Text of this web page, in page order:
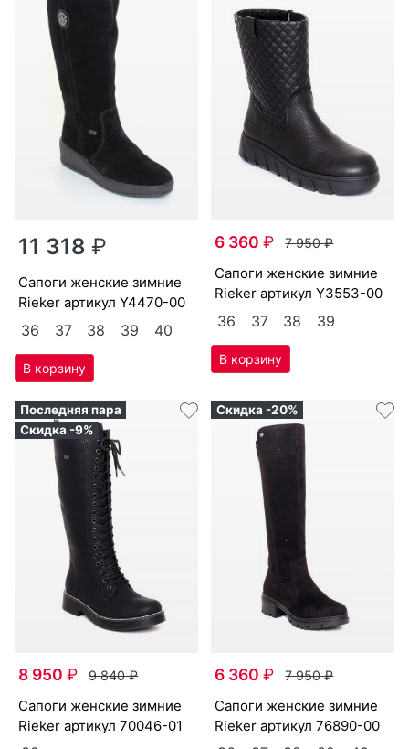
11 318₽
са­поги женс­кие зим­ние
Ri­eker артикулY4470-00
36 37 38 39 40
6 360₽ 7 950₽
са­поги женс­кие зим­ние
Ri­eker артикулY3553-00
36 37 38 39
Последняя пара
Скидка -9%
8 950₽ 9 840₽
са­поги женс­кие зим­ние
Ri­eker артикул70046-01
Скидка -20%
6 360₽ 7 950₽
са­поги женс­кие зим­ние
Ri­eker артикул76890-00